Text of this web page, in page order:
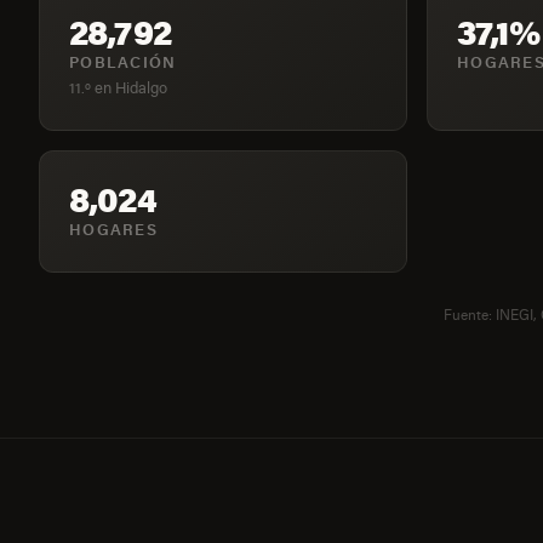
28,792
POBLACIÓN
11.º en Hidalgo
37,1%
8,024
HOGARES
Fuente: